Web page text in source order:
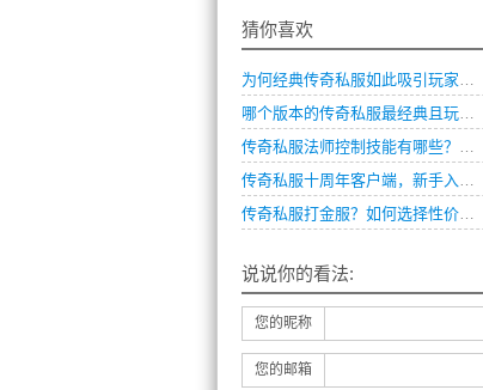
猜你喜欢
为何经典传奇私服如此吸引玩家？深度攻略解析
哪个版本的传奇私服最经典且玩法多样求推荐？
传奇私服法师控制技能有哪些？如何巧妙运用制胜？
传奇私服十周年客户端，新手入门有哪些必知技巧？
传奇私服打金服？如何选择性价比最高的版本？
说说你的看法:
您的昵称
您的邮箱